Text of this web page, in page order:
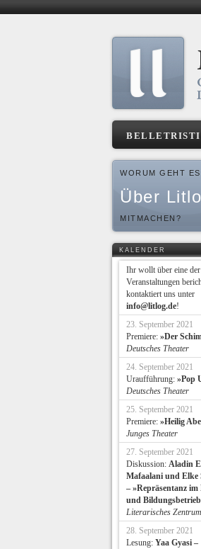
WORUM GEHT
Über
MITMACHEN?
KALENDER
Ihr wollt über eine
Veranstaltungen
kontaktiert uns unter
info@litlog.de!
23. September 2021
Premiere: »Der
Deutsches Theater
24. September 2021
Uraufführung: »Pop
Deutsches Theater
25. September 2021
Premiere: »Heilig
Junges Theater
27. September 2021
Diskussion: Aladin
Mafaalani und Elke
– »Repräsentanz
und
Literarisches Zentrum
28. September 2021
Lesung: Yaa Gyasi –